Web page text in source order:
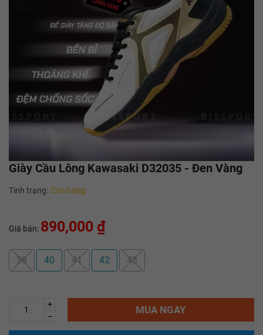
Giày Cầu Lông Kawasaki D32035 - Đen Vàng
Tình trạng: Còn hàng
Giá bán: 890,000 ₫
39 40 41 42 43
+
–
MUA NGAY